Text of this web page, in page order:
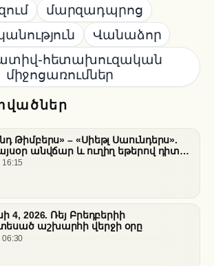
Թիմբերս» – «Սիեթլ Սաունդերս».
անվճար և ուղիղ եթերով դիտել
16:15
4, 2026. Ռեյ Բրեդբերիի
աշխարհի վերջի օրը
06:30
մարզադպրոց
Վանաձոր
միջոցառումներ